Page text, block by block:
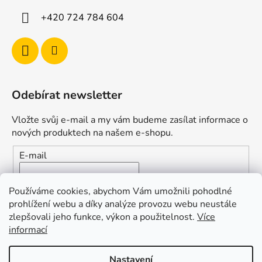
Používáme cookies, abychom Vám umožnili pohodlné
prohlížení webu a díky analýze provozu webu neustále
zlepšovali jeho funkce, výkon a použitelnost. Více
informací
+420 724 784 604
Odebírat newsletter
Vložte svůj e-mail a my vám budeme zasílat informace o
nových produktech na našem e-shopu.
E-mail
Vložením e-mailu souhlasíte s
podmínkami ochrany
osobních údajů
PŘIHLÁSIT SE